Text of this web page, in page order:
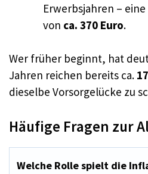
Erwerbsjahren –
von ca. 370 Euro.
Wer früher beginnt, hat
Jahren reichen bereits ca.
dieselbe Vorsorgelücke zu
Häufige Fragen zur
Welche Rolle spielt die